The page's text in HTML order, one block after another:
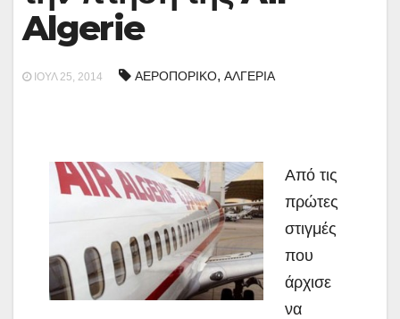
Algerie
ΙΟΎΛ 25, 2014 ΑΕΡΟΠΟΡΙΚΟ, ΑΛΓΕΡΙΑ
Από τις
πρώτες
στιγμές
που
άρχισε
να